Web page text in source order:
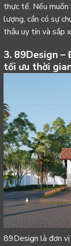
thực tế. Nếu muốn
lượng, cần có sự
thầu uy tín và sắp
3. 89Design –
tối ưu thời
89Design là đơn